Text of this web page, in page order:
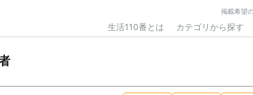
掲載希望
生活110番とは カテゴリから探す